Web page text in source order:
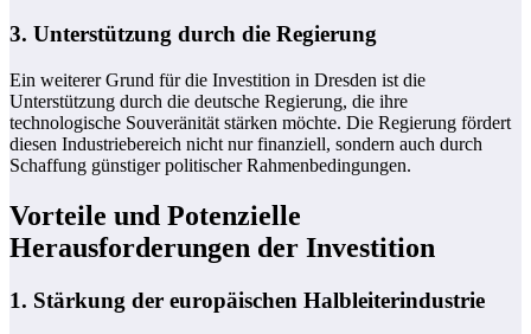
3. Unterstützung durch die Regierung
Ein weiterer Grund für die Investition in Dresden ist die
Unterstützung durch die deutsche Regierung, die ihre
technologische Souveränität stärken möchte. Die Regierung fördert
diesen Industriebereich nicht nur finanziell, sondern auch durch
Schaffung günstiger politischer Rahmenbedingungen.
Vorteile und Potenzielle
Herausforderungen der Investition
1. Stärkung der europäischen Halbleiterindustrie